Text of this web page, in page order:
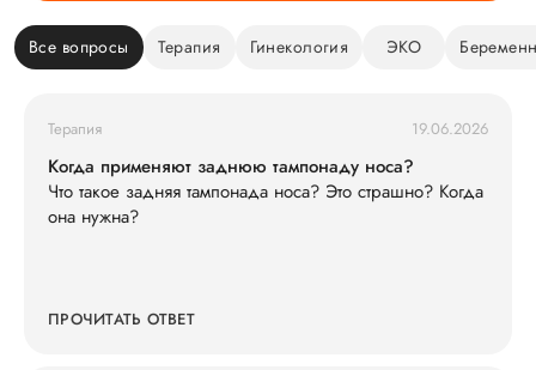
Все вопросы Терапия Гинекология ЭКО
Терапия 19.06.2026
Когда применяют заднюю тампонаду носа?
Что такое задняя тампонада носа? Это страшно? Когда
она нужна?
ПРОЧИТАТЬ ОТВЕТ